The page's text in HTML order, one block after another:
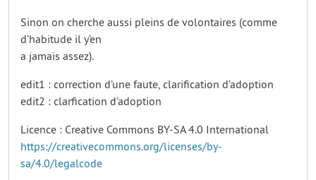
Sinon on cherche aussi pleins de volontaires (comme
d’habitude il y’en
a jamais assez).
edit1 : correction d’une faute, clarification d’adoption
edit2 : clarfication d’adoption
Licence : Creative Commons BY-SA 4.0 International
https://creativecommons.org/licenses/by-
sa/4.0/legalcode